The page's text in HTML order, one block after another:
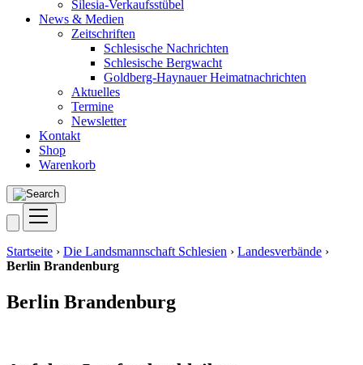
Silesia-Verkaufsstübel
News & Medien
Zeitschriften
Schlesische Nachrichten
Schlesische Bergwacht
Goldberg-Haynauer Heimatnachrichten
Aktuelles
Termine
Newsletter
Kontakt
Shop
Warenkorb
Startseite › Die Landsmannschaft Schlesien › Landesverbände ›
Berlin Brandenburg
Berlin Brandenburg